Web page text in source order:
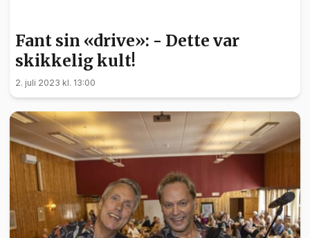
Fant sin «drive»: - Dette var
skikkelig kult!
2. juli 2023 kl. 13:00